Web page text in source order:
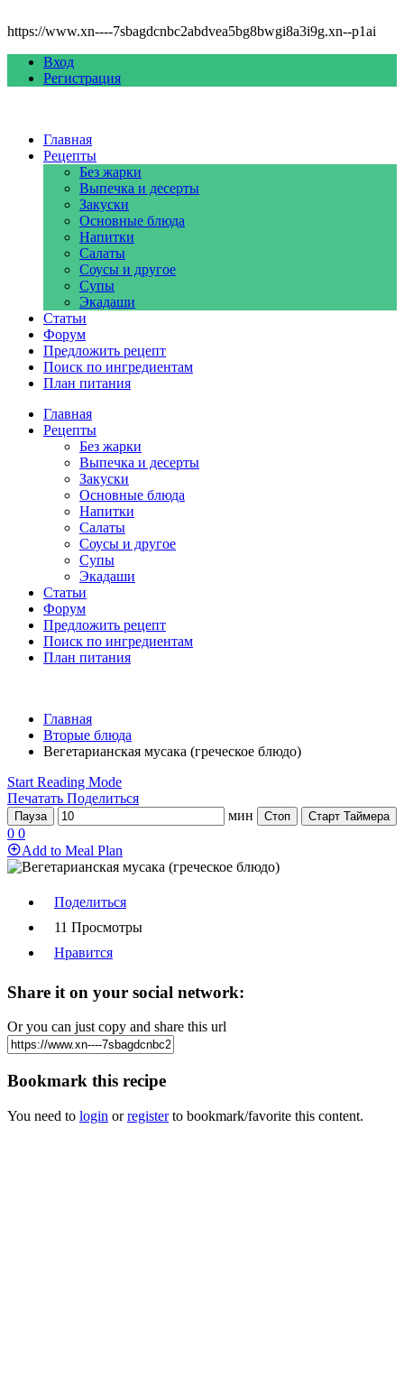
https://www.xn----7sbagdcnbc2abdvea5bg8bwgi8a3i9g.xn--p1ai
Вход
Регистрация
Главная
Рецепты
Без жарки
Выпечка и десерты
Закуски
Основные блюда
Напитки
Салаты
Соусы и другое
Супы
Экадаши
Статьи
Форум
Предложить рецепт
Поиск по ингредиентам
План питания
Главная
Рецепты
Без жарки
Выпечка и десерты
Закуски
Основные блюда
Напитки
Салаты
Соусы и другое
Супы
Экадаши
Статьи
Форум
Предложить рецепт
Поиск по ингредиентам
План питания
Главная
Вторые блюда
Вегетарианская мусака (греческое блюдо)
Start Reading Mode
Печатать Поделиться
Пауза мин Стоп Старт Таймера
0 0
Add to Meal Plan
Поделиться
11 Просмотры
Нравится
Share it on your social network:
Or you can just copy and share this url
Bookmark this recipe
You need to login orregisterto bookmark/favorite this content.